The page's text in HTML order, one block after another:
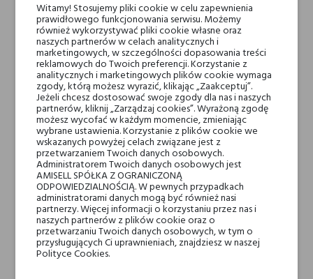
ELECTIMUSS Vanilla Edesia
1 528,00 zł
ELECTIMUSS Auster
964,00 zł
Witamy! Stosujemy pliki cookie w celu zapewnienia
prawidłowego funkcjonowania serwisu. Możemy
również wykorzystywać pliki cookie własne oraz
naszych partnerów w celach analitycznych i
marketingowych, w szczególności dopasowania treści
reklamowych do Twoich preferencji. Korzystanie z
analitycznych i marketingowych plików cookie wymaga
zgody, którą możesz wyrazić, klikając „Zaakceptuj”.
Jeżeli chcesz dostosować swoje zgody dla nas i naszych
partnerów, kliknij „Zarządzaj cookies”. Wyrażoną zgodę
możesz wycofać w każdym momencie, zmieniając
wybrane ustawienia. Korzystanie z plików cookie we
wskazanych powyżej celach związane jest z
przetwarzaniem Twoich danych osobowych.
Administratorem Twoich danych osobowych jest
AMISELL SPÓŁKA Z OGRANICZONĄ
ODPOWIEDZIALNOŚCIĄ. W pewnych przypadkach
administratorami danych mogą być również nasi
partnerzy. Więcej informacji o korzystaniu przez nas i
naszych partnerów z plików cookie oraz o
przetwarzaniu Twoich danych osobowych, w tym o
przysługujących Ci uprawnieniach, znajdziesz w naszej
Polityce Cookies.